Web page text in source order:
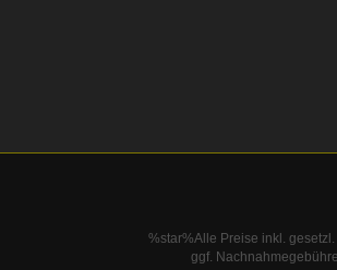
%star%Alle Preise inkl.
ggf.